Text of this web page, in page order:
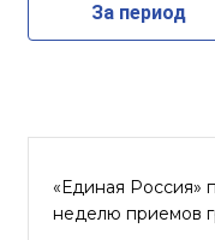
За период
«Единая Россия»
неделю приемов